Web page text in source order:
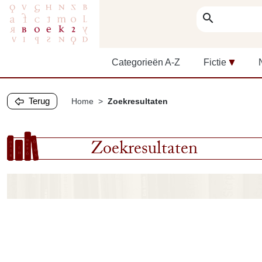
search
Categorieën A-Z Fictie
Terug Home Zoekresultaten
Zoekresultaten